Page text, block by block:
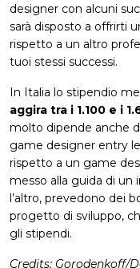
designer con alcuni
sarà disposto a offrirti
rispetto a un altro
tuoi stessi successi.
In Italia lo stipendio
aggira tra i 1.100 e i
molto dipende anche
game designer entry
rispetto a un game
messo alla guida di un
l’altro, prevedono dei
progetto di sviluppo,
gli stipendi.
Credits: Gorodenkoff/